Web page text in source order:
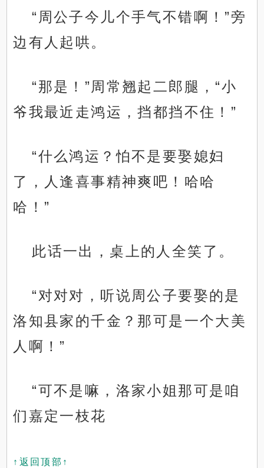
“周公子今儿个手气不错啊！”旁
边有人起哄。
“那是！”周常翘起二郎腿，“小
爷我最近走鸿运，挡都挡不住！”
“什么鸿运？怕不是要娶媳妇
了，人逢喜事精神爽吧！哈哈
哈！”
此话一出，桌上的人全笑了。
“对对对，听说周公子要娶的是
洛知县家的千金？那可是一个大美
人啊！”
“可不是嘛，洛家小姐那可是咱
们嘉定一枝花
↑返回顶部↑